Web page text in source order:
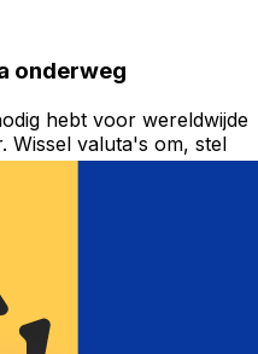
onderweg
hebt voor wereldwijde
Wissel valuta's om, stel
geld over naar het